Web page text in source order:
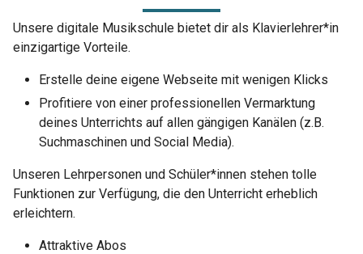
Unsere digitale Musikschule bietet dir als Klavierlehrer*in
einzigartige Vorteile.
Erstelle deine eigene Webseite mit wenigen Klicks
Profitiere von einer professionellen Vermarktung
deines Unterrichts auf allen gängigen Kanälen (z.B.
Suchmaschinen und Social Media).
Unseren Lehrpersonen und Schüler*innen stehen tolle
Funktionen zur Verfügung, die den Unterricht erheblich
erleichtern.
Attraktive Abos